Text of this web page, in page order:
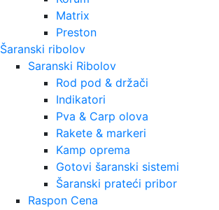
Matrix
Preston
Šaranski ribolov
Saranski Ribolov
Rod pod & držači
Indikatori
Pva & Carp olova
Rakete & markeri
Kamp oprema
Gotovi šaranski sistemi
Šaranski prateći pribor
Raspon Cena